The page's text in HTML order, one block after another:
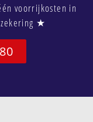
voorrijkosten in
★